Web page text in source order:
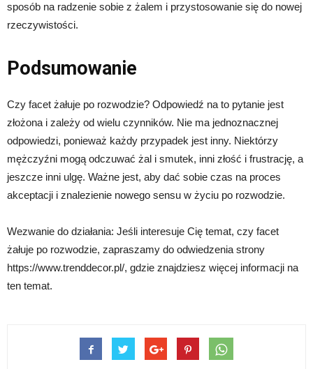
sposób na radzenie sobie z żalem i przystosowanie się do nowej
rzeczywistości.
Podsumowanie
Czy facet żałuje po rozwodzie? Odpowiedź na to pytanie jest
złożona i zależy od wielu czynników. Nie ma jednoznacznej
odpowiedzi, ponieważ każdy przypadek jest inny. Niektórzy
mężczyźni mogą odczuwać żal i smutek, inni złość i frustrację, a
jeszcze inni ulgę. Ważne jest, aby dać sobie czas na proces
akceptacji i znalezienie nowego sensu w życiu po rozwodzie.
Wezwanie do działania: Jeśli interesuje Cię temat, czy facet
żałuje po rozwodzie, zapraszamy do odwiedzenia strony
https://www.trenddecor.pl/, gdzie znajdziesz więcej informacji na
ten temat.